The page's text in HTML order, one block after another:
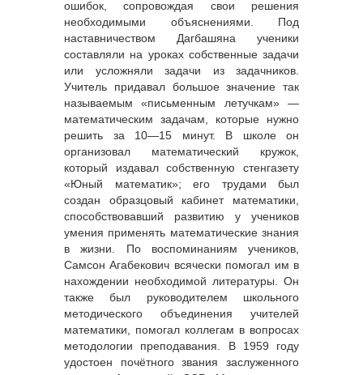
ошибок, сопровождая свои решения
необходимыми объяснениями. Под
наставничеством Дагбашяна ученики
составляли на уроках собственные задачи
или усложняли задачи из задачников.
Учитель придавал большое значение так
называемым «письменным летучкам» —
математическим задачам, которые нужно
решить за 10—15 минут. В школе он
организовал математический кружок,
который издавал собственную стенгазету
«Юный математик»; его трудами был
создан образцовый кабинет математики,
способствовавший развитию у учеников
умения применять математические знания
в жизни. По воспоминаниям учеников,
Самсон Агабекович всячески помогал им в
нахождении необходимой литературы. Он
также был руководителем школьного
методического объединения учителей
математики, помогал коллегам в вопросах
методологии преподавания. В 1959 году
удостоен почётного звания заслуженного